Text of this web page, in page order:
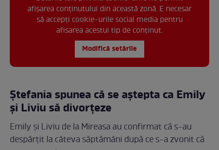
afișarea conținutului din această zonă. E necesar
să accepți cookie-urile social media pentru
afisarea acestui tip de conținut.
Modifică setările
Ștefania spunea că se aștepta ca Emily
și Liviu să divorțeze
Emily și Liviu de la Mireasa au confirmat că s-au
despărțit la câteva săptămâni după ce s-a zvonit că